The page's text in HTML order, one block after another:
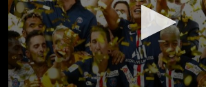
 00:38
Messi
Vater
INT. FUSSBALL